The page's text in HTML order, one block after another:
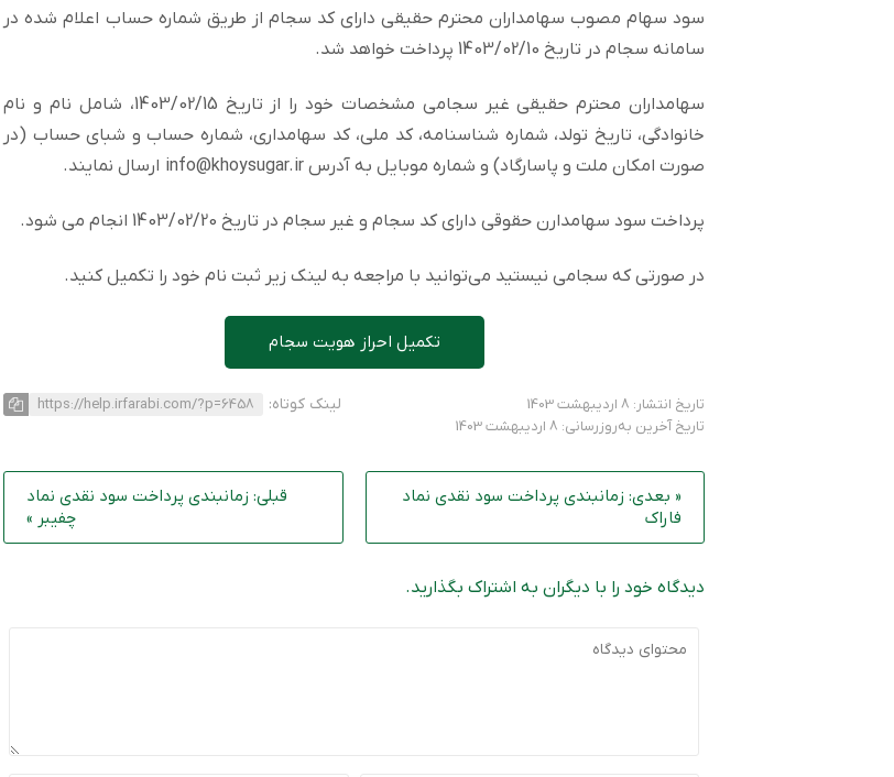
سود سهام مصوب سهامداران محترم حقیقی دارای کد سجام از طریق شماره حساب اعلام شده در
سامانه سجام در تاریخ 1403/02/10 پرداخت خواهد شد.
سهامداران محترم حقیقی غیر سجامی مشخصات خود را از تاریخ 1403/02/15، شامل نام و نام
خانوادگی، تاریخ تولد، شماره شناسنامه، کد ملی، کد سهامداری، شماره حساب و شبای حساب (در
صورت امکان ملت و پاسارگاد) و شماره موبایل به آدرس info@khoysugar.ir ارسال نمایند.
پرداخت سود سهامدارن حقوقی دارای کد سجام و غیر سجام در تاریخ 1403/02/20 انجام می شود.
در صورتی که سجامی نیستید می‌توانید با مراجعه به لینک زیر ثبت نام خود را تکمیل کنید.
تکمیل احراز هویت سجام
تاریخ انتشار: 8 اردیبهشت 1403
تاریخ آخرین به‌روزرسانی: 8 اردیبهشت 1403
لینک کوتاه: https://help.irfarabi.com/?p=6458
« بعدی: زمانبندی پرداخت سود نقدی نماد
فاراک
قبلی: زمانبندی پرداخت سود نقدی نماد
چفیبر »
دیدگاه خود را با دیگران به اشتراک بگذارید.